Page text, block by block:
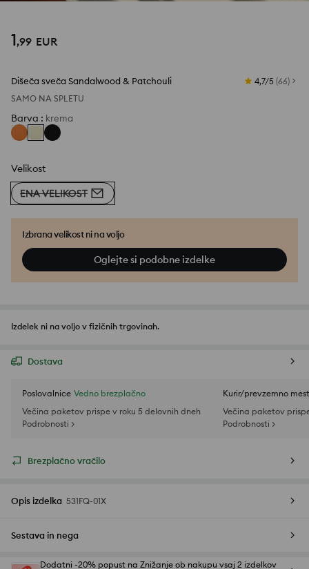
1,99 EUR
Dišeča sveča Sandalwood & Patchouli 4,7/5 (66)
SAMO NA SPLETU
Barva : krema
Velikost
ENA VELIKOST
Izbrana velikost ni na voljo
Oglejte si podobne izdelke
Izdelek ni na voljo v fizičnih trgovinah.
Dostava
Poslovalnice Vedno brezplačno
Večina paketov prispe v roku 5 delovnih dneh
Podrobnosti >
Kurir/prevzemno
Večina paketov
Podrobnosti >
Brezplačno vračilo
Opis izdelka 531FQ-01X
Sestava in nega
Dodatni -20% popust na Znižanje ob nakupu vsaj 2 izdelkov